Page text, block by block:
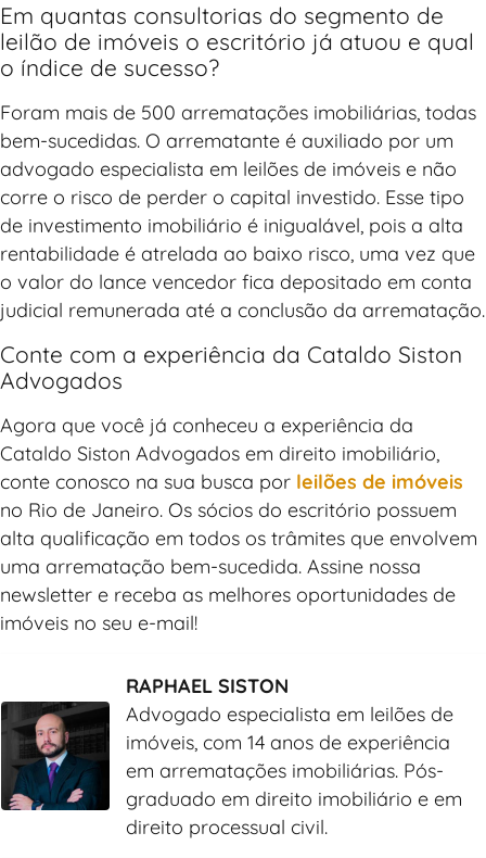
Em quantas consultorias do segmento de
leilão de imóveis o escritório já atuou e qual
o índice de sucesso?
Foram mais de 500 arrematações imobiliárias, todas
bem-sucedidas. O arrematante é auxiliado por um
advogado especialista em leilões de imóveis e não
corre o risco de perder o capital investido. Esse tipo
de investimento imobiliário é inigualável, pois a alta
rentabilidade é atrelada ao baixo risco, uma vez que
o valor do lance vencedor fica depositado em conta
judicial remunerada até a conclusão da arrematação.
Conte com a experiência da Cataldo Siston
Advogados
Agora que você já conheceu a experiência da
Cataldo Siston Advogados em direito imobiliário,
conte conosco na sua busca por leilões de imóveis
no Rio de Janeiro. Os sócios do escritório possuem
alta qualificação em todos os trâmites que envolvem
uma arrematação bem-sucedida. Assine nossa
newsletter e receba as melhores oportunidades de
imóveis no seu e-mail!
RAPHAEL SISTON
Advogado especialista em leilões de
imóveis, com 14 anos de experiência
em arrematações imobiliárias. Pós-
graduado em direito imobiliário e em
direito processual civil.